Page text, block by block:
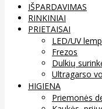
IŠPARDAVIMAS
RINKINIAI
PRIETAISAI
LED/UV
Frezos
Dulkių
Ultragarso
HIGIENA
Priemonės